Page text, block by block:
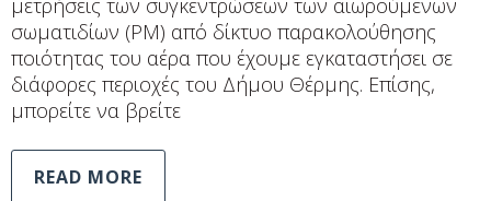
μετρήσεις των συγκεντρώσεων των αιωρούμενων
σωματιδίων (PM) από δίκτυο παρακολούθησης
ποιότητας του αέρα που έχουμε εγκαταστήσει σε
διάφορες περιοχές του Δήμου Θέρμης. Επίσης,
μπορείτε να βρείτε
READ MORE